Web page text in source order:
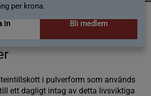
per krona.
in
Bli medlem
i pulverform som används
ett dagligt intag av detta livsviktiga